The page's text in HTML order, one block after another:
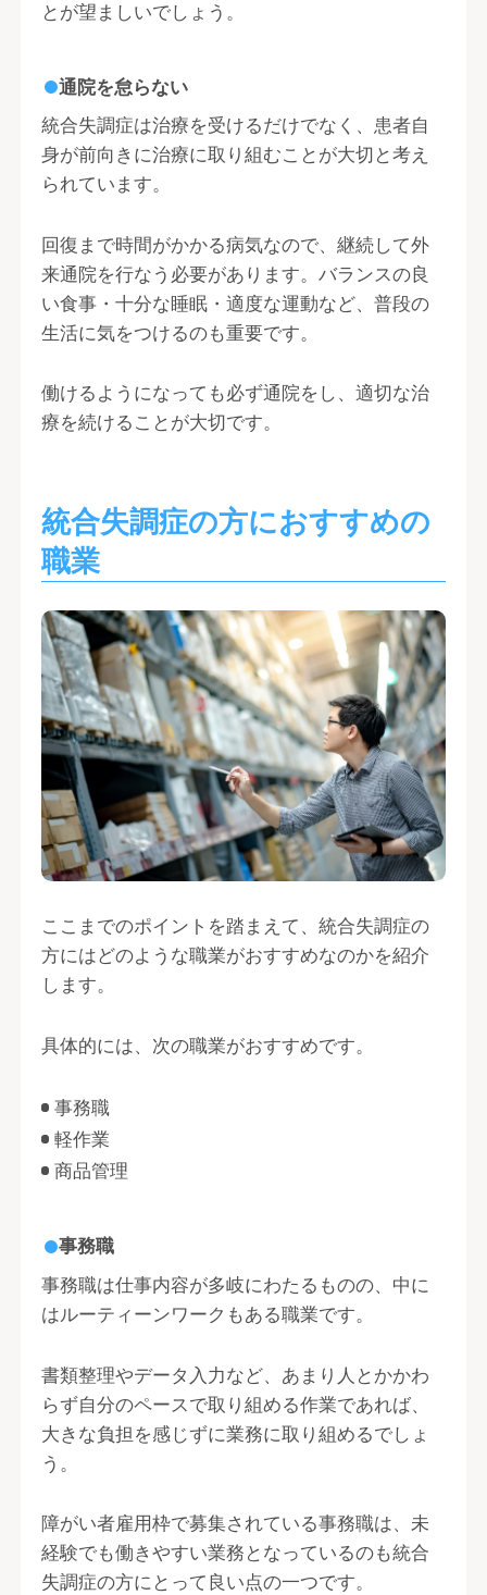
とが望ましいでしょう。
通院を怠らない
統合失調症は治療を受けるだけでなく、患者自
身が前向きに治療に取り組むことが大切と考え
られています。
回復まで時間がかかる病気なので、継続して外
来通院を行なう必要があります。バランスの良
い食事・十分な睡眠・適度な運動など、普段の
生活に気をつけるのも重要です。
働けるようになっても必ず通院をし、適切な治
療を続けることが大切です。
統合失調症の方におすすめの
職業
ここまでのポイントを踏まえて、統合失調症の
方にはどのような職業がおすすめなのかを紹介
します。
具体的には、次の職業がおすすめです。
事務職
軽作業
商品管理
事務職
事務職は仕事内容が多岐にわたるものの、中に
はルーティーンワークもある職業です。
書類整理やデータ入力など、あまり人とかかわ
らず自分のペースで取り組める作業であれば、
大きな負担を感じずに業務に取り組めるでしょ
う。
障がい者雇用枠で募集されている事務職は、未
経験でも働きやすい業務となっているのも統合
失調症の方にとって良い点の一つです。